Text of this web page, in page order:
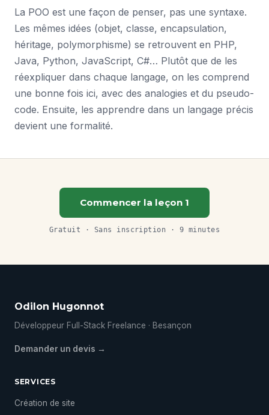
La POO est une façon de penser, pas une syntaxe.
Les mêmes idées (objet, classe, encapsulation,
héritage, polymorphisme) se retrouvent en PHP,
Java, Python, JavaScript, C#… Plutôt que de les
réexpliquer dans chaque langage, on les comprend
une bonne fois ici, avec des analogies et du pseudo-
code. Ensuite, les apprendre dans un langage précis
devient une formalité.
Commencer la leçon 1
Gratuit · Sans inscription · 9 minutes
Odilon Hugonnot
Développeur Full-Stack Freelance · Besançon
Demander un devis →
SERVICES
Création de site